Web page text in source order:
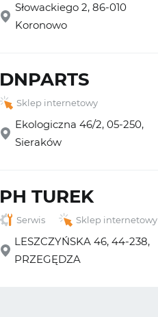
Słowackiego 2, 86-010
Koronowo
DNPARTS
Sklep internetowy
Ekologiczna 46/2, 05-250,
Sieraków
PH TUREK
Serwis Sklep internetowy
LESZCZYŃSKA 46, 44-238,
PRZEGĘDZA